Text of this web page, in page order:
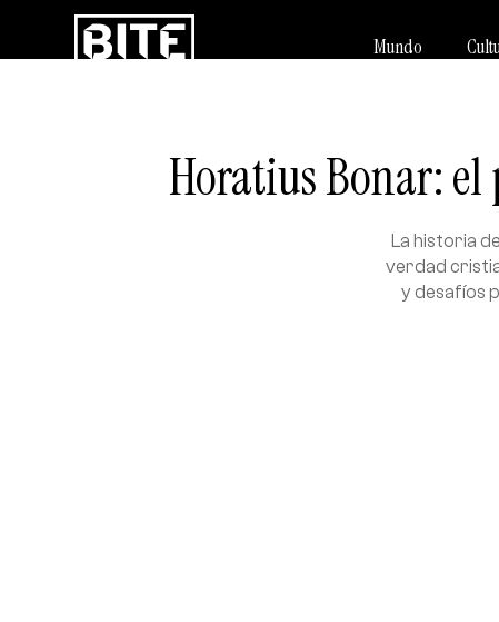
Mundo
Horatius Bonar: el
La historia
verdad
y desafíos